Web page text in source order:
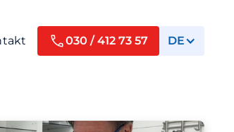
030 / 412 73 57 DE